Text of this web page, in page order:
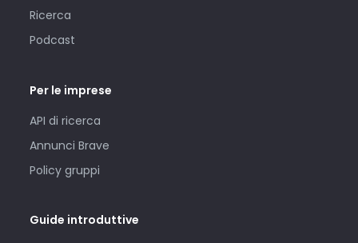
Ricerca
Podcast
Per le imprese
API di ricerca
Annunci Brave
Policy gruppi
Guide introduttive